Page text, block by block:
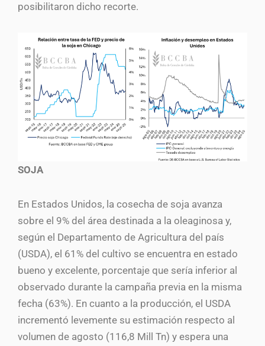
posibilitaron dicho recorte.
SOJA
En Estados Unidos, la cosecha de soja avanza
sobre el 9% del área destinada a la oleaginosa y,
según el Departamento de Agricultura del país
(USDA), el 61% del cultivo se encuentra en estado
bueno y excelente, porcentaje que sería inferior al
observado durante la campaña previa en la misma
fecha (63%). En cuanto a la producción, el USDA
incrementó levemente su estimación respecto al
volumen de agosto (116,8 Mill Tn) y espera una